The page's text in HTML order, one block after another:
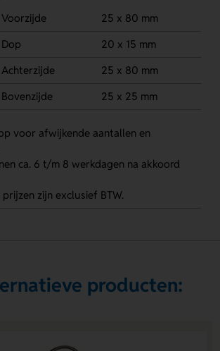
Voorzijde
25 x 80 mm
Dop
20 x 15 mm
Achterzijde
25 x 80 mm
Bovenzijde 25 x 25 mm
voor afwijkende aantallen en
ca. 6 t/m 8 werkdagen na akkoord
zijn exclusief BTW.
producten: